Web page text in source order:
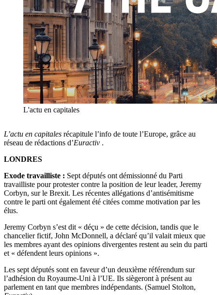
L'actu en capitales
L’actu en capitales récapitule l’info de toute l’Europe, grâce au
réseau de rédactions d’Euractiv .
LONDRES
Exode travailliste : Sept députés ont démissionné du Parti
travailliste pour protester contre la position de leur leader, Jeremy
Corbyn, sur le Brexit. Les récentes allégations d’antisémitisme
contre le parti ont également été citées comme motivation par les
élus.
Jeremy Corbyn s’est dit « déçu » de cette décision, tandis que le
chancelier fictif, John McDonnell, a déclaré qu’il valait mieux que
les membres ayant des opinions divergentes restent au sein du parti
et « défendent leurs opinions ».
Les sept députés sont en faveur d’un deuxième référendum sur
l’adhésion du Royaume-Uni à l’UE. Ils siègeront à présent au
parlement en tant que membres indépendants. (Samuel Stolton,